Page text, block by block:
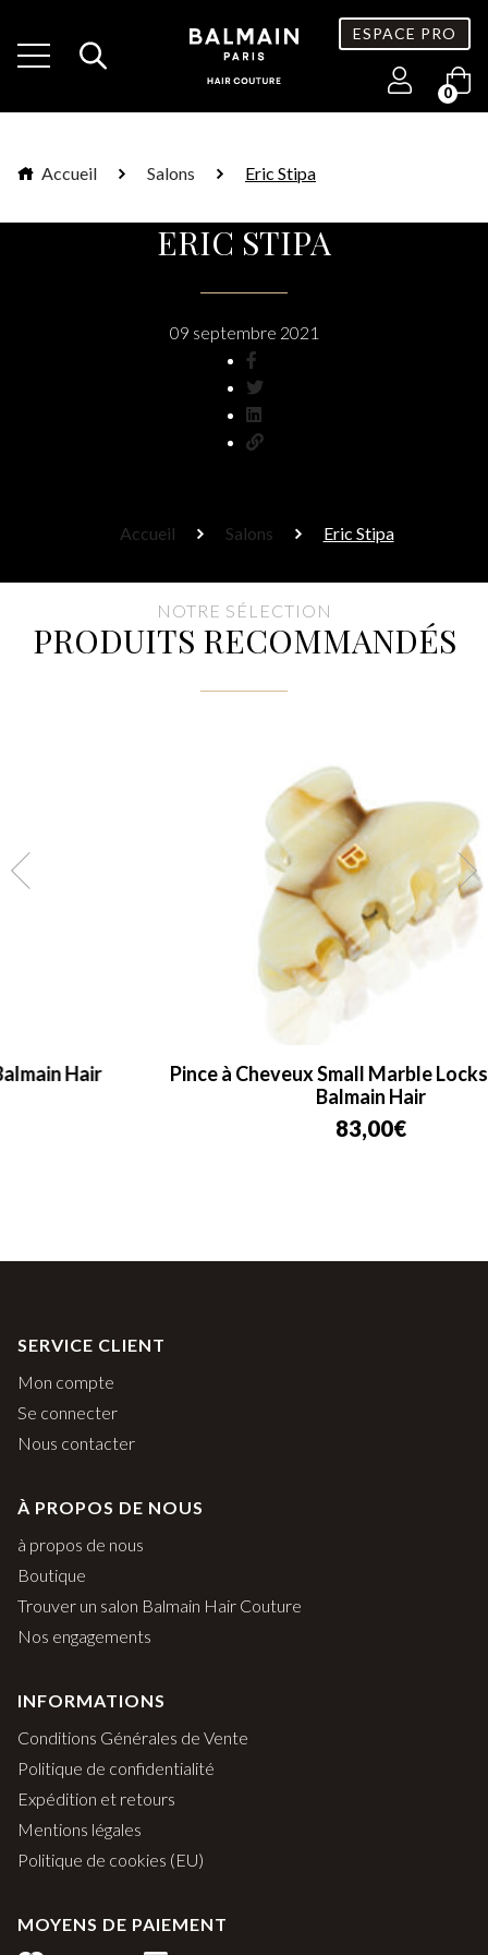
ESPACE PRO
0
Accueil Salons Eric Stipa
ERIC STIPA
09 septembre 2021
Accueil Salons Eric Stipa
NOTRE SÉLECTION
PRODUITS RECOMMANDÉS
Pince à Cheveux Small Marble Locks of Gold –
SERVICE CLIENT
Mon compte
Se connecter
Nous contacter
À PROPOS DE NOUS
à propos de nous
Boutique
Trouver un salon Balmain Hair Couture
Nos engagements
INFORMATIONS
Conditions Générales de Vente
Politique de confidentialité
Expédition et retours
Mentions légales
Politique de cookies (EU)
MOYENS DE PAIEMENT